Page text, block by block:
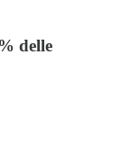
delle